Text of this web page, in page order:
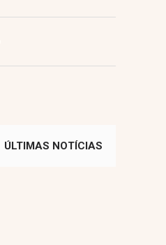
ÚLTIMAS NOTÍCIAS